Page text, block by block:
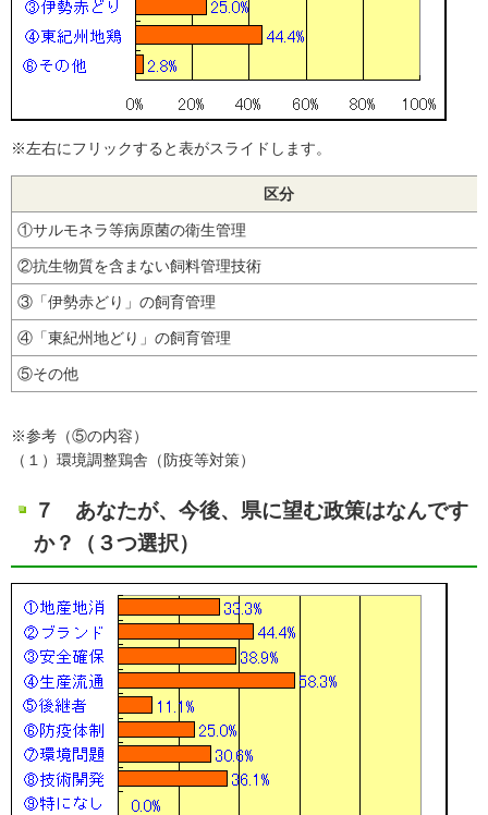
※左右にフリックすると表がスライドします。
区分
①サルモネラ等病原菌の衛生管理
②抗生物質を含まない飼料管理技術
③「伊勢赤どり」の飼育管理
④「東紀州地どり」の飼育管理
⑤その他
※参考（⑤の内容）
（１）環境調整鶏舎（防疫等対策）
７ あなたが、今後、県に望む政策はなんです
か？（３つ選択）